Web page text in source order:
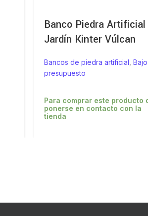
Banco Piedra Artificial
Jardín Kinter Vúlcan
Bancos de piedra artificial ,Bajo
presupuesto
Para comprar este producto
ponerse en contacto con la
tienda